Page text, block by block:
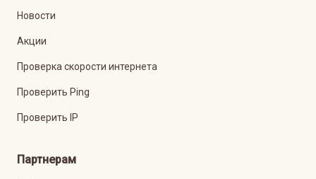
Новости
Акции
Проверка скорости интернета
Проверить Ping
Проверить IP
Партнерам